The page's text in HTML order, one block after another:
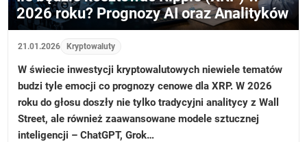
2026 roku? Prognozy AI oraz Analityków
21.01.2026 Kryptowaluty
W świecie inwestycji kryptowalutowych niewiele tematów
budzi tyle emocji co prognozy cenowe dla XRP. W 2026
roku do głosu doszły nie tylko tradycyjni analitycy z Wall
Street, ale również zaawansowane modele sztucznej
inteligencji – ChatGPT, Grok…